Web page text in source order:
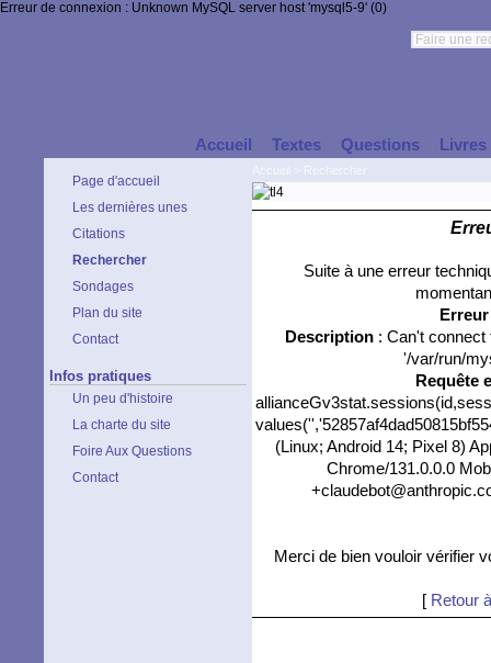
Erreur de connexion : Unknown MySQL server host 'mysql5-9' (0)
Accueil Textes Questions Livres
Page d'accueil
Les dernières unes
Citations
Rechercher
Sondages
Plan du site
Contact
Infos pratiques
Un peu d'histoire
La charte du site
Foire Aux Questions
Contact
Suite à une erreur
Description: Can't connect
'/var/run/
Requête
(Linux; Android 14; Pixel 8)
Chrome/131.0.0.0
Merci de bien vouloir vérifier
[ Retour